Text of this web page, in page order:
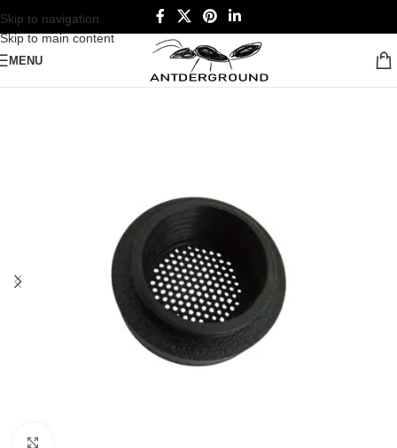
Skip to navigation
Skip to main content
MENU